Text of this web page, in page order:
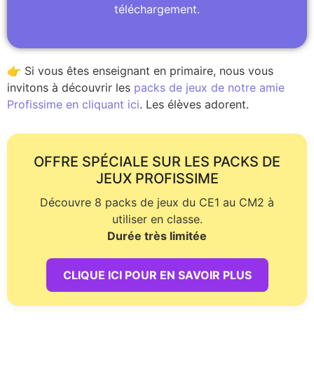
téléchargement.
👉 Si vous êtes enseignant en primaire, nous vous
invitons à découvrir les packs de jeux de notre amie
Profissime en cliquant ici. Les élèves adorent.
OFFRE SPÉCIALE SUR LES PACKS DE
JEUX PROFISSIME
Découvre 8 packs de jeux du CE1 au CM2 à
utiliser en classe.
Durée très limitée
CLIQUE ICI POUR EN SAVOIR PLUS